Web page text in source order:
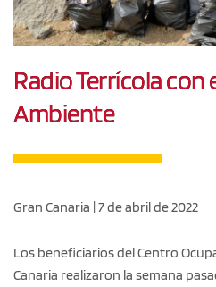
Radio Terrícola con
Ambiente
Gran Canaria | 7 de abril de 2022
Los beneficiarios del Centro
Canaria realizaron la semana